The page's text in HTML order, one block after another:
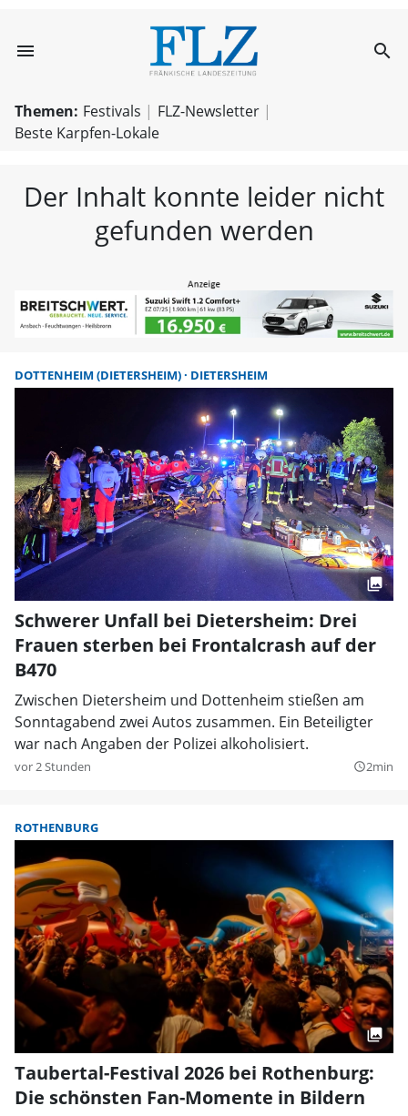
menu FLZ – search
Themen: Festivals
FLZ-Newsletter
Beste Karpfen-Lokale
Der Inhalt konnte leider nicht
gefunden werden
DOTTENHEIM (DIETERSHEIM) DIETERSHEIM
Schwerer Unfall bei Dietersheim: Drei
Frauen sterben bei Frontalcrash auf der
B470
Zwischen Dietersheim und Dottenheim stießen am
Sonntagabend zwei Autos zusammen. Ein Beteiligter
war nach Angaben der Polizei alkoholisiert.
vor 2 Stunden query_builder2min
ROTHENBURG
Taubertal-Festival 2026 bei Rothenburg:
Die schönsten Fan-Momente in Bildern